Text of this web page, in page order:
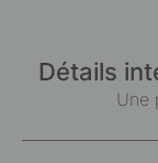
Détails
Une